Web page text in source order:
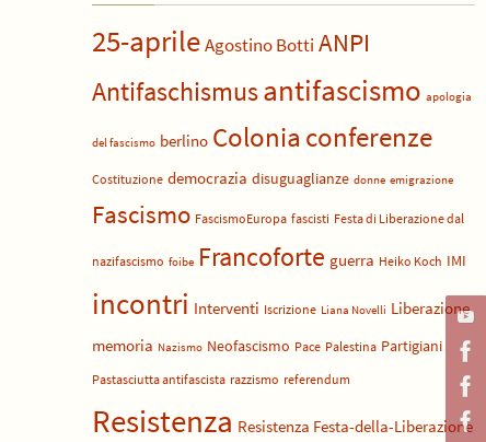
25-aprileAgostino Botti ANPI
Antifaschismusantifascismo apologia
del fascismo berlino Colonia conferenze
Costituzione democrazia disuguaglianze donne emigrazione
Fascismo FascismoEuropa fascisti Festa di Liberazione dal
nazifascismo foibe Francoforte guerra Heiko Koch IMI
incontri Interventi Iscrizione Liana Novelli Liberazione
memoria Nazismo Neofascismo Pace Palestina Partigiani
Pastasciutta antifascista razzismo referendum
Resistenza Resistenza Festa-della-Liberazione